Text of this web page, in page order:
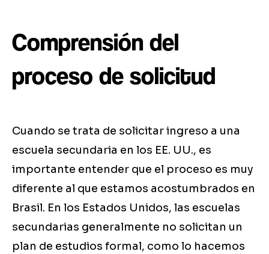
Comprensión del
proceso de solicitud
Cuando se trata de solicitar ingreso a una
escuela secundaria en los EE. UU., es
importante entender que el proceso es muy
diferente al que estamos acostumbrados en
Brasil. En los Estados Unidos, las escuelas
secundarias generalmente no solicitan un
plan de estudios formal, como lo hacemos